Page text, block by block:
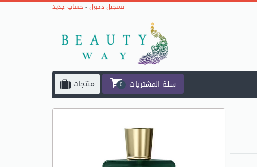
تسجيل دخول-حساب جديد
منتجات 0 سلة المشتريات